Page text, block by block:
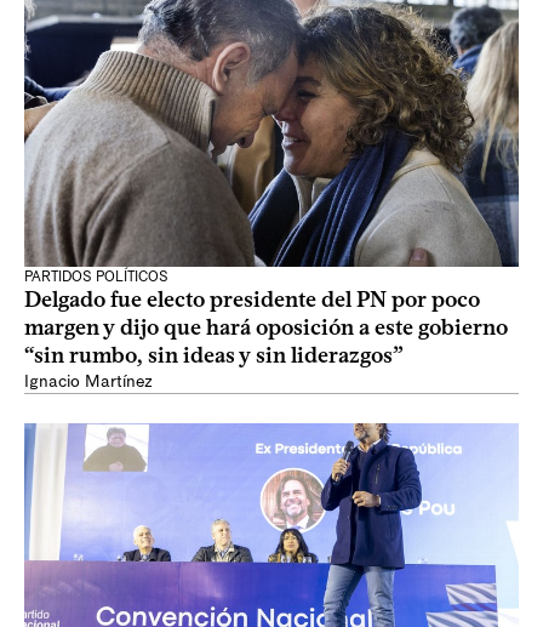
PARTIDOS POLÍTICOS
Delgado fue electo presidente del PN por poco
margen y dijo que hará oposición a este gobierno
“sin rumbo, sin ideas y sin liderazgos”
Ignacio Martínez